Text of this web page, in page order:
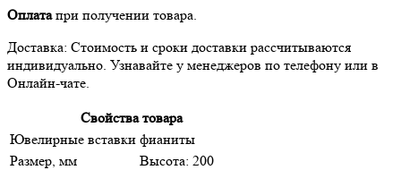
Оплатапри получении товара.
Доставка: Стоимость и сроки доставки рассчитываются
индивидуально. Узнавайте у менеджеров по телефону или в
Онлайн-чате.
Свойства товара
Ювелирные вставки фианиты
Размер, мм
Высота: 200